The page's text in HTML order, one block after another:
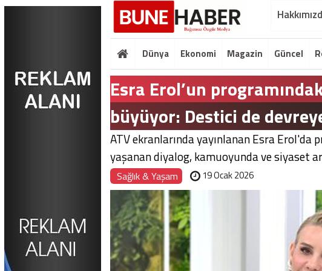
Dünya Ekonomi Magazin Güncel
Esra Erol’un
büyüyor: Destici de
ATV ekranlarında yayınlanan Esra
yaşanan diyalog, kamuoyunda ve siyaset
Sağlık & Yaşam 19 Ocak 2026